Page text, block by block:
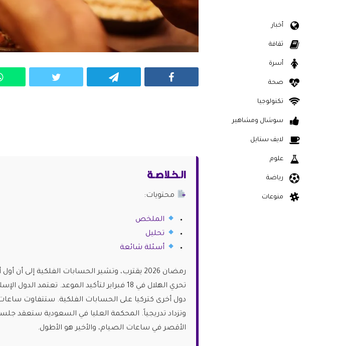
الـخـلاصـة
محتويات:
الملخص
تحليل
أسئلة شائعة
تحري الهلال في 18 فبراير لتأكيد الموعد. تعتمد
وتزداد تدريجياً. المحكمة العليا في السعودية ستعقد
الأقصر في ساعات الصيام، والأخير هو الأطول.
أخبار
ثقافة
أسرة
صحة
تكنولوجيا
سوشال ومشاهير
لايف ستايل
علوم
رياضة
منوعات